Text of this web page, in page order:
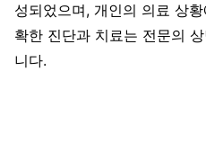
성되었으며, 개인의 의료 상
확한 진단과 치료는 전문의
니다.